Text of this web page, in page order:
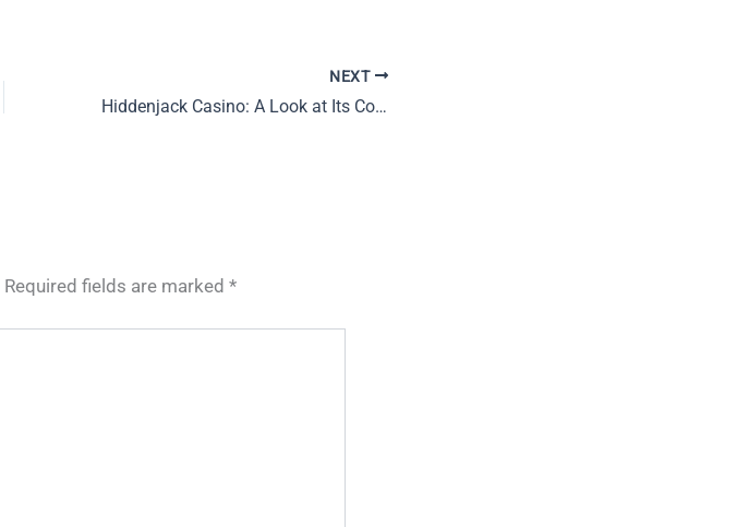
NEXT
Hiddenjack Casino: A Look at Its Compliance with Regulations
Required fields are marked *